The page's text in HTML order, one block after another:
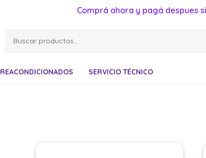
Comprá ahora y pagá despues
REACONDICIONADOS SERVICIO TÉCNICO